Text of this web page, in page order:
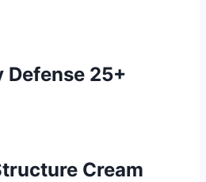
Defense 25+
Cream